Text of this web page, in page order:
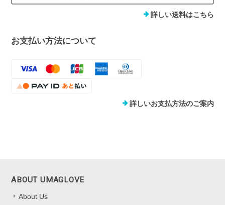
詳しい送料はこちら
お支払い方法について
詳しいお支払方法のご案内
ABOUT UMAGLOVE
About Us